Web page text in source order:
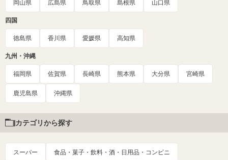
岡山県 広島県 鳥取県 島根県 山口県
四国
徳島県 香川県 愛媛県 高知県
九州・沖縄
福岡県 佐賀県 長崎県 熊本県 大分県 宮崎県
鹿児島県 沖縄県
カテゴリから探す
スーパー 食品・菓子・飲料・酒・日用品・コンビニ